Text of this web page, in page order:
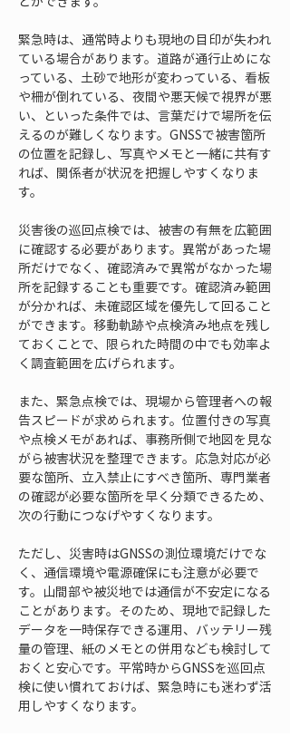
緊急時は、通常時よりも現地の目印が失われ
ている場合があります。道路が通行止めにな
っている、土砂で地形が変わっている、看板
や柵が倒れている、夜間や悪天候で視界が悪
い、といった条件では、言葉だけで場所を伝
えるのが難しくなります。GNSSで被害箇所
の位置を記録し、写真やメモと一緒に共有す
れば、関係者が状況を把握しやすくなりま
す。
災害後の巡回点検では、被害の有無を広範囲
に確認する必要があります。異常があった場
所だけでなく、確認済みで異常がなかった場
所を記録することも重要です。確認済み範囲
が分かれば、未確認区域を優先して回ること
ができます。移動軌跡や点検済み地点を残し
ておくことで、限られた時間の中でも効率よ
く調査範囲を広げられます。
また、緊急点検では、現場から管理者への報
告スピードが求められます。位置付きの写真
や点検メモがあれば、事務所側で地図を見な
がら被害状況を整理できます。応急対応が必
要な箇所、立入禁止にすべき箇所、専門業者
の確認が必要な箇所を早く分類できるため、
次の行動につなげやすくなります。
ただし、災害時はGNSSの測位環境だけでな
く、通信環境や電源確保にも注意が必要で
す。山間部や被災地では通信が不安定になる
ことがあります。そのため、現地で記録した
データを一時保存できる運用、バッテリー残
量の管理、紙のメモとの併用なども検討して
おくと安心です。平常時からGNSSを巡回点
検に使い慣れておけば、緊急時にも迷わず活
用しやすくなります。